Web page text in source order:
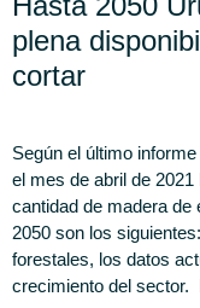
plena
cortar
Según el último
el mes de abril de
cantidad de madera de
2050 son los
forestales, los datos
crecimiento del